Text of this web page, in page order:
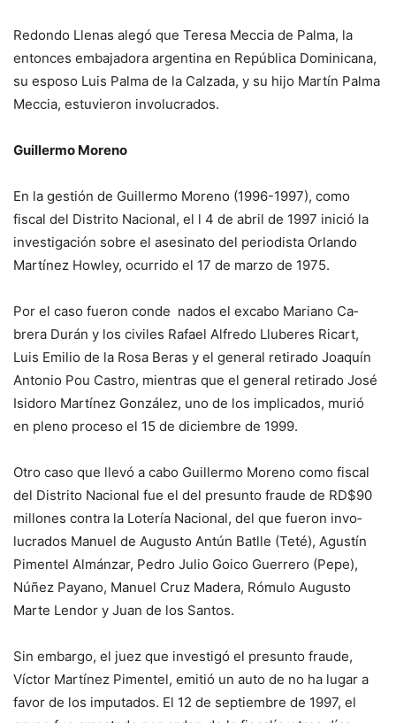
Redondo Llenas alegó que Teresa Meccia de Palma, la
entonces embajadora argen­tina en República Dominica­na,
su esposo Luis Palma de la Calzada, y su hijo Martín Pal­ma
Meccia, estuvieron invo­lucrados.
Guillermo Moreno
En la gestión de Guillermo Moreno (1996-1997), como
fiscal del Distrito Nacional, el l 4 de abril de 1997 inició la
in­vestigación sobre el asesinato del periodista Orlando
Martí­nez Howley, ocurrido el 17 de marzo de 1975.
Por el caso fueron conde­ nados el excabo Mariano Ca­
brera Durán y los civiles Ra­fael Alfredo Lluberes Ricart,
Luis Emilio de la Rosa Beras y el general retirado Joaquín
Antonio Pou Castro, mientras que el general retirado José
Isidoro Martínez González, uno de los implicados, murió
en pleno proceso el 15 de di­ciembre de 1999.
Otro caso que llevó a cabo Guillermo Moreno como fis­cal
del Distrito Nacional fue el del presunto fraude de RD$90
millones contra la Lotería Na­cional, del que fueron invo­
lucrados Manuel de Augusto Antún Batlle (Teté), Agustín
Pimentel Almánzar, Pedro Ju­lio Goico Guerrero (Pepe),
Núñez Payano, Manuel Cruz Madera, Rómulo Augusto
Marte Lendor y Juan de los Santos.
Sin embargo, el juez que investigó el presunto frau­de,
Víctor Martínez Pimentel, emitió un auto de no ha lugar a
favor de los imputados. El 12 de septiembre de 1997, el